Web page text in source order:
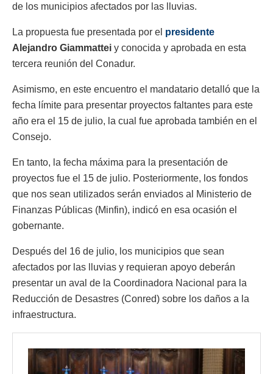
de los municipios afectados por las lluvias.
La propuesta fue presentada por el presidente
Alejandro Giammattei y conocida y aprobada en esta
tercera reunión del Conadur.
Asimismo, en este encuentro el mandatario detalló que la
fecha límite para presentar proyectos faltantes para este
año era el 15 de julio, la cual fue aprobada también en el
Consejo.
En tanto, la fecha máxima para la presentación de
proyectos fue el 15 de julio. Posteriormente, los fondos
que nos sean utilizados serán enviados al Ministerio de
Finanzas Públicas (Minfin), indicó en esa ocasión el
gobernante.
Después del 16 de julio, los municipios que sean
afectados por las lluvias y requieran apoyo deberán
presentar un aval de la Coordinadora Nacional para la
Reducción de Desastres (Conred) sobre los daños a la
infraestructura.